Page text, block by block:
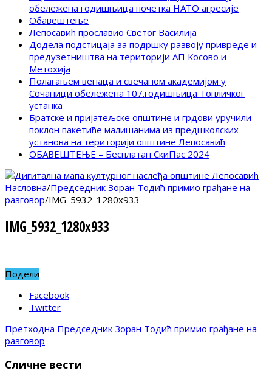
обележена годишњица почетка НАТО агресије
Обавештење
Лепосавић прославио Светог Василија
Додела подстицаја за подршку развоју привреде и
предузетништва на територији АП Косово и
Метохија
Полагањем венаца и свечаном академијом у
Сочаници обележена 107.годишњица Топличког
устанка
Братске и пријатељске општине и грдови уручили
поклон пакетиће малишанима из предшколских
установа на територији општине Лепосавић
ОБАВЕШТЕЊЕ – Бесплатан СкиПас 2024
Насловна/Председник Зоран Тодић примио грађане на
разговор/IMG_5932_1280x933
IMG_5932_1280x933
Подели
Facebook
Twitter
Претходна Председник Зоран Тодић примио грађане на
разговор
Сличне вести